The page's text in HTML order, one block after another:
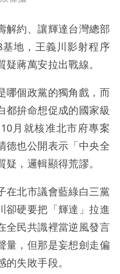
率曝光！北北基破4成
解約、讓輝達台灣總部
地，王義川影射程序
疑蔣萬安拉出戰線。
哪個政黨的獨角戲，而
都拚命想促成的國家級
月就核准北市府專案
德也公開表示「中央全
，邏輯顯得荒謬。
在北市議會藍綠白三黨
卻硬要把「輝達」拉進
全民共識裡當逆風發言
量，但那是妄想劍走偏
失敗手段。